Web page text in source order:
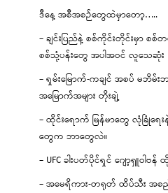
ဒီနေ့ အစီအစဉ်တွေထဲမှာတော့…..
– ချင်းပြည်နဲ့ စစ်ကိုင်းတိုင်းမှာ စ
စစ်သုံ့ပန်းတွေ အပါအဝင် လူသေဆုံး
– ရှမ်းမြောက်-ကချင် အစပ် မဘိ
အမြောက်အများ တိုးချဲ့
– ထိုင်းရောက် မြန်မာတွေ လုံခြုံ
တွေက ဘာတွေလဲ။
– UFC ခါးပတ်ပိုင်ရှင် ဂျော့ရှူဝါဗ
– အမေရိကား-တရုတ် ထိပ်သီး အစ